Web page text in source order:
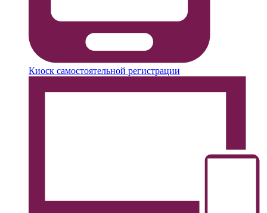
Киоск самостоятельной регистрации